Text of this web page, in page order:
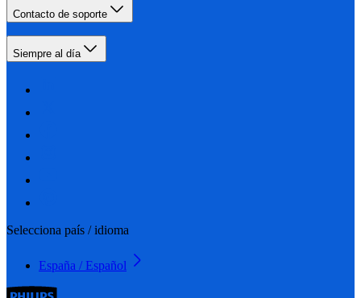
Contacto de soporte
Siempre al día
Selecciona país / idioma
España / Español